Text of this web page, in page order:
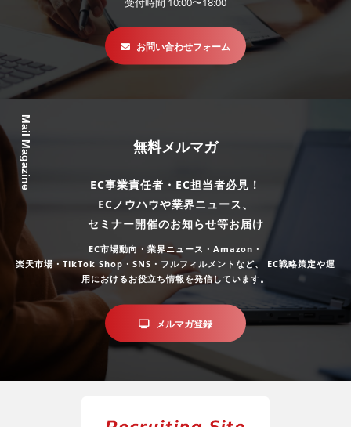
お問い合わせフォーム
Mail Magazine 無料メルマガ
EC事業責任者・EC担当者必見！
ECノウハウや業界ニュース、
セミナー開催のお知らせ等お届け
EC市場動向・業界ニュース・Amazon・
楽天市場・TikTok Shop・SNS・フルフィルメントなど、
EC戦略策定や運
用におけるお役立ち情報を発信しています。
メルマガ登録